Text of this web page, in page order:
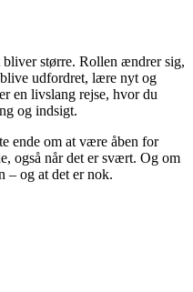
bliver større. Rollen ændrer sig,
udfordret, lære nyt og
en livslang rejse, hvor du
og indsigt.
ende om at være åben for
også når det er svært. Og om
– og at det er nok.